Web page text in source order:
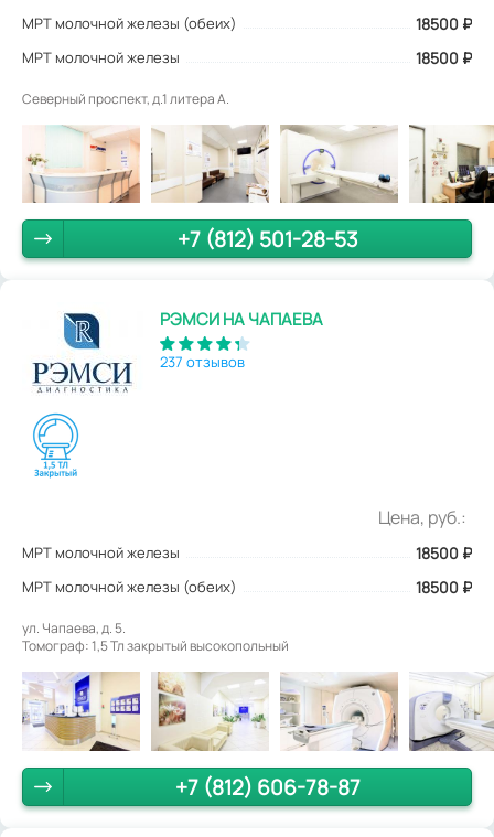
МРТ молочной железы (обеих) 18500 ₽
МРТ молочной железы 18500 ₽
Северный проспект, д.1 литера А.
+7 (812) 501-28-53
РЭМСИ НА ЧАПАЕВА
237 отзывов
Цена, руб.:
МРТ молочной железы 18500 ₽
МРТ молочной железы (обеих) 18500 ₽
ул. Чапаева, д. 5.
Томограф: 1,5 Тл закрытый высокопольный
+7 (812) 606-78-87